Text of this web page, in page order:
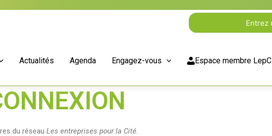
Rechercher:
Actualités Agenda Engagez-vous Espace membre LepC
du réseau Les entreprises pour la Cité.